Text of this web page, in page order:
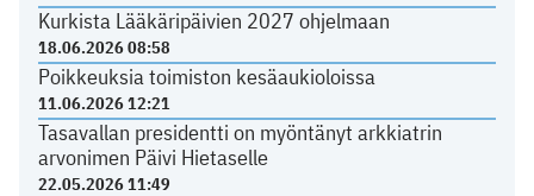
Kurkista Lääkäripäivien 2027 ohjelmaan
18.06.2026 08:58
Poikkeuksia toimiston kesäaukioloissa
11.06.2026 12:21
Tasavallan presidentti on myöntänyt arkkiatrin
arvonimen Päivi Hietaselle
22.05.2026 11:49